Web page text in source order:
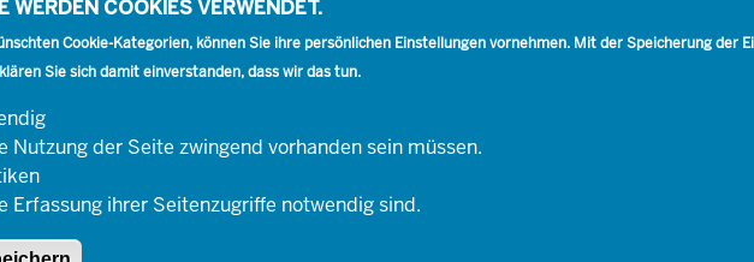
Nordrhein-Westfalen (IT.NRW)
WERDEN COOKIES VERWENDET.
Cookie-Kategorien, können Sie ihre persönlichen Einstellungen vornehmen. Mit der Speicherung der
Sie sich damit einverstanden, dass wir das tun.
Nutzung der Seite zwingend vorhanden sein müssen.
Erfassung ihrer Seitenzugriffe notwendig sind.